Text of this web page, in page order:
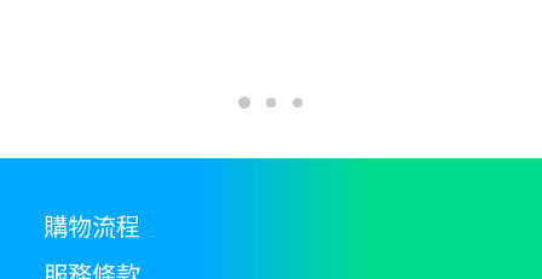
購物流程